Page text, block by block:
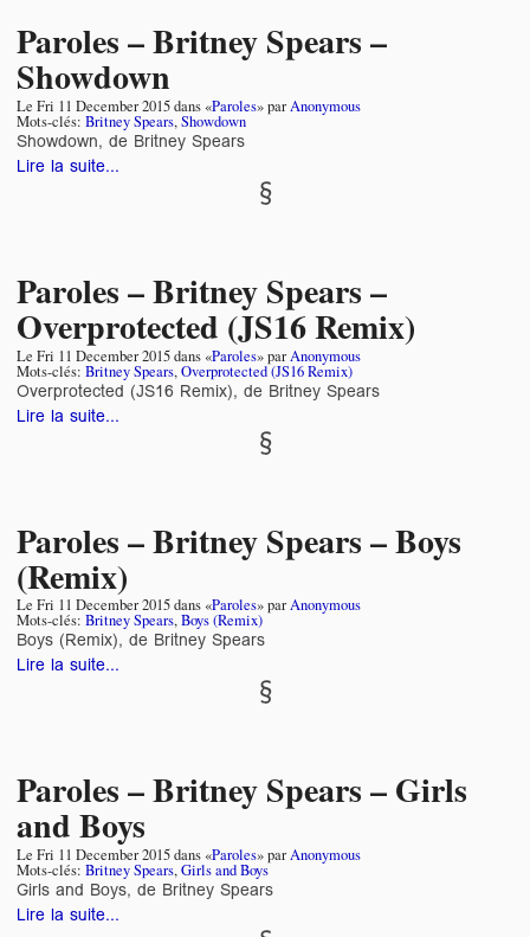
Paroles – Britney Spears –
Showdown
Le Fri 11 December 2015dans «Paroles» parAnonymous
Mots-clés: Britney Spears,Showdown
Showdown, de Britney Spears
Lire la suite...
Paroles – Britney Spears –
Overprotected (JS16 Remix)
Le Fri 11 December 2015dans «Paroles» parAnonymous
Mots-clés: Britney Spears,Overprotected (JS16 Remix)
Overprotected (JS16 Remix), de Britney Spears
Lire la suite...
Paroles – Britney Spears – Boys
(Remix)
Le Fri 11 December 2015dans «Paroles» parAnonymous
Mots-clés: Britney Spears,Boys (Remix)
Boys (Remix), de Britney Spears
Lire la suite...
Paroles – Britney Spears – Girls
and Boys
Le Fri 11 December 2015dans «Paroles» parAnonymous
Mots-clés: Britney Spears,Girls and Boys
Girls and Boys, de Britney Spears
Lire la suite...